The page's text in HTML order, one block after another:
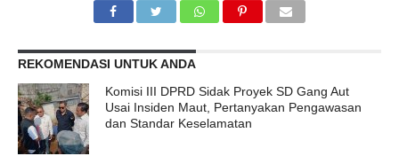
REKOMENDASI UNTUK ANDA
Komisi III DPRD Sidak Proyek SD Gang Aut
Usai Insiden Maut, Pertanyakan Pengawasan
dan Standar Keselamatan